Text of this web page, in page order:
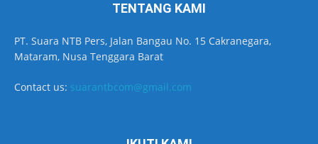
TENTANG KAMI
PT. Suara NTB Pers, Jalan Bangau No. 15 Cakranegara,
Mataram, Nusa Tenggara Barat
Contact us: suarantbcom@gmail.com